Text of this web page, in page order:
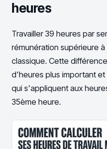
heures
Travailler 39 heures par
rémunération supérieure
classique. Cette
d'heures plus important
qui s'appliquent aux
35ème heure.